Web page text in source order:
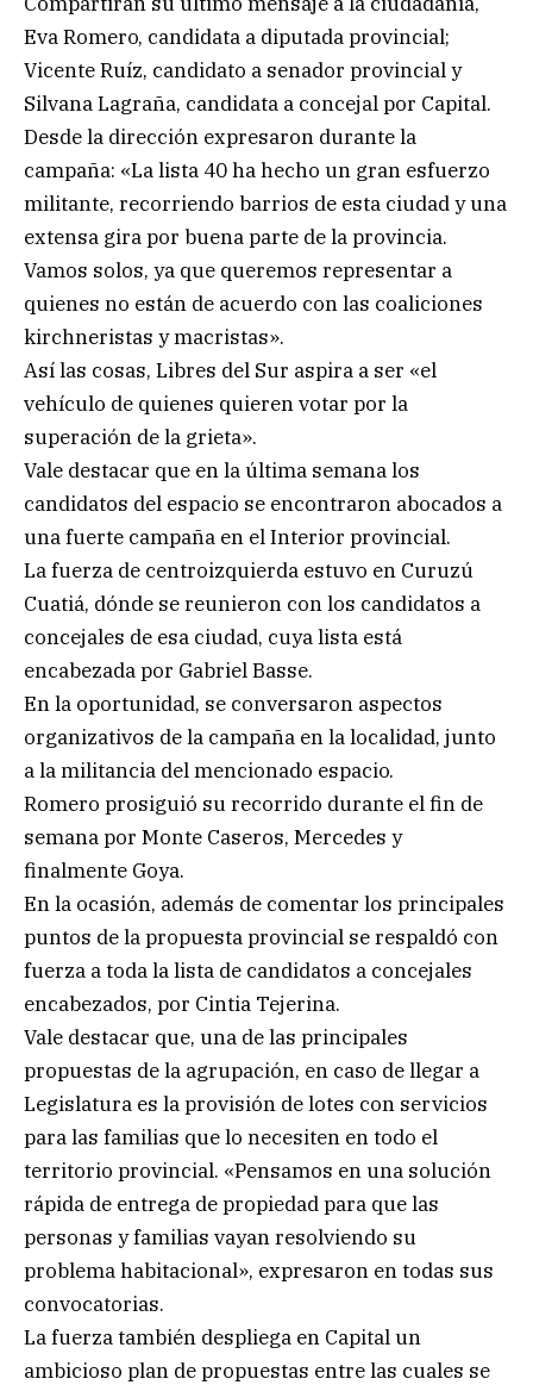
Eva Romero, candidata a diputada provincial;
Vicente Ruíz, candidato a senador provincial y
Silvana Lagraña, candidata a concejal por Capital.
Desde la dirección expresaron durante la
campaña: «La lista 40 ha hecho un gran esfuerzo
militante, recorriendo barrios de esta ciudad y una
extensa gira por buena parte de la provincia.
Vamos solos, ya que queremos representar a
quienes no están de acuerdo con las coaliciones
kirchneristas y macristas».
Así las cosas, Libres del Sur aspira a ser «el
vehículo de quienes quieren votar por la
superación de la grieta».
Vale destacar que en la última semana los
candidatos del espacio se encontraron abocados a
una fuerte campaña en el Interior provincial.
La fuerza de centroizquierda estuvo en Curuzú
Cuatiá, dónde se reunieron con los candidatos a
concejales de esa ciudad, cuya lista está
encabezada por Gabriel Basse.
En la oportunidad, se conversaron aspectos
organizativos de la campaña en la localidad, junto
a la militancia del mencionado espacio.
Romero prosiguió su recorrido durante el fin de
semana por Monte Caseros, Mercedes y
finalmente Goya.
En la ocasión, además de comentar los principales
puntos de la propuesta provincial se respaldó con
fuerza a toda la lista de candidatos a concejales
encabezados, por Cintia Tejerina.
Vale destacar que, una de las principales
propuestas de la agrupación, en caso de llegar a
Legislatura es la provisión de lotes con servicios
para las familias que lo necesiten en todo el
territorio provincial. «Pensamos en una solución
rápida de entrega de propiedad para que las
personas y familias vayan resolviendo su
problema habitacional», expresaron en todas sus
convocatorias.
La fuerza también despliega en Capital un
ambicioso plan de propuestas entre las cuales se